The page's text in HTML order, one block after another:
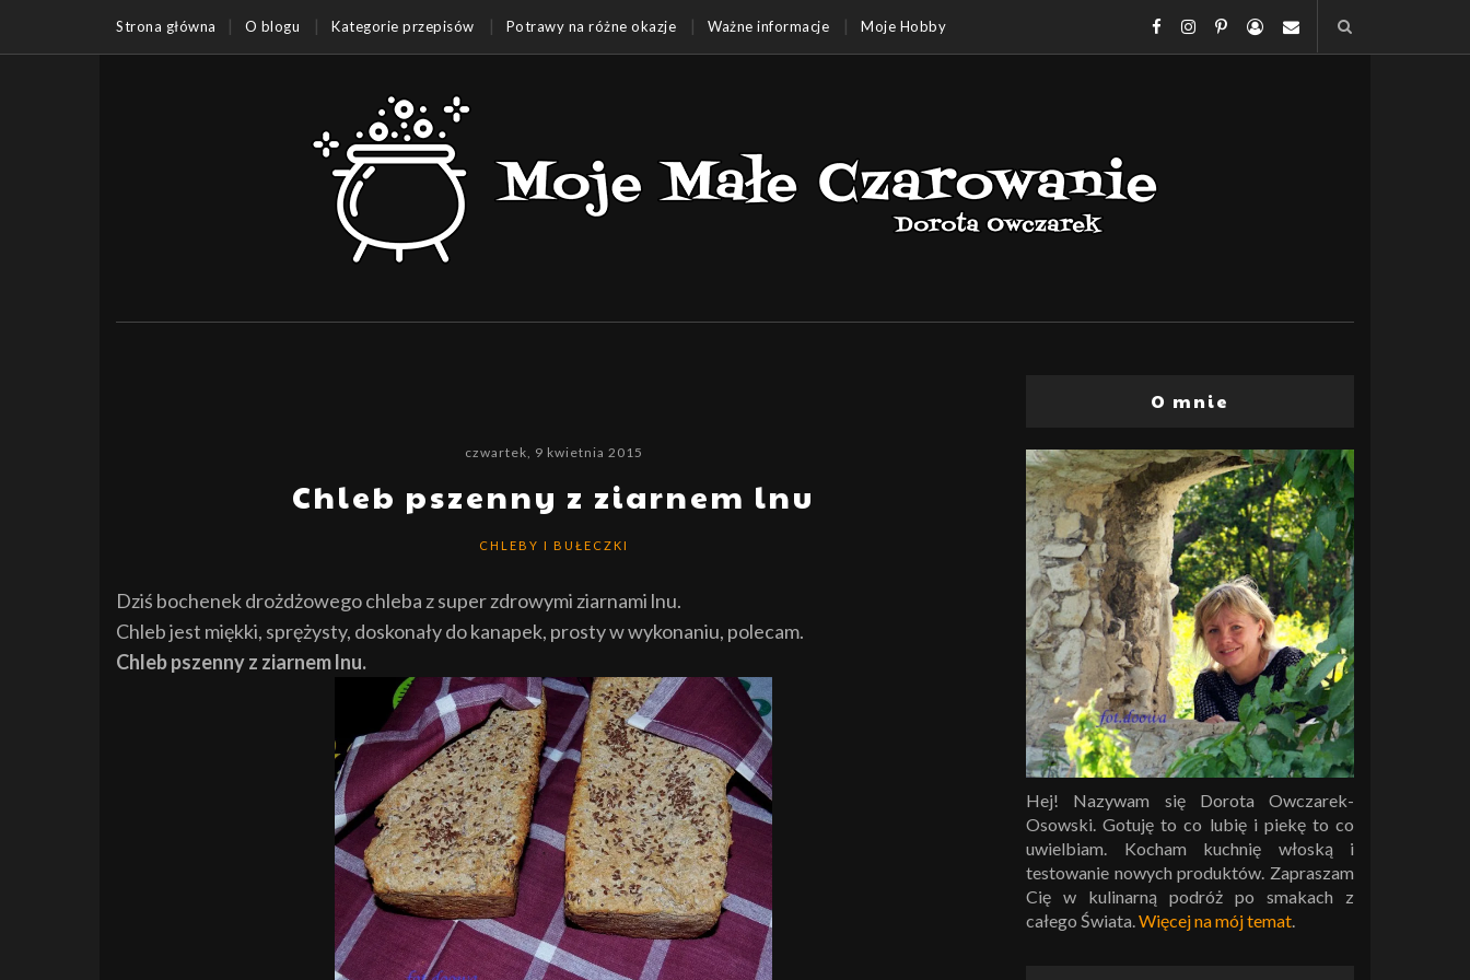
Strona główna O blogu Kategorie przepisów Potrawy na różne okazje Ważne informacje Moje Hobby
czwartek, 9 kwietnia 2015
Chleb pszenny z ziarnem lnu
CHLEBY I BUŁECZKI
Dziś bochenek drożdżowego chleba z super zdrowymi ziarnami lnu.
Chleb jest miękki, sprężysty, doskonały do kanapek, prosty w wykonaniu, polecam.
Chleb pszenny z ziarnem lnu.
O mnie
Hej! Nazywam się Dorota Owczarek-
Osowski. Gotuję to co lubię i piekę to co
uwielbiam. Kocham kuchnię włoską i
testowanie nowych produktów. Zapraszam
Cię w kulinarną podróż po smakach z
całego Świata.Więcej na mój temat.